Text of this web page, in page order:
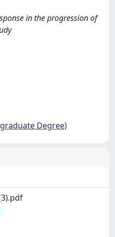
in the progression of
Degree)